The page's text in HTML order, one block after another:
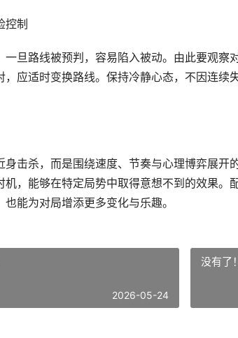
控制
一旦路线被预判，容易陷入被动。由此要观察
，应适时变换路线。保持冷静心态，不因连续
身击杀，而是围绕速度、节奏与心理博弈展开
机，能够在特定局势中取得意想不到的效果。
能为对局增添更多变化与乐趣。
2026-05-24
没有了！